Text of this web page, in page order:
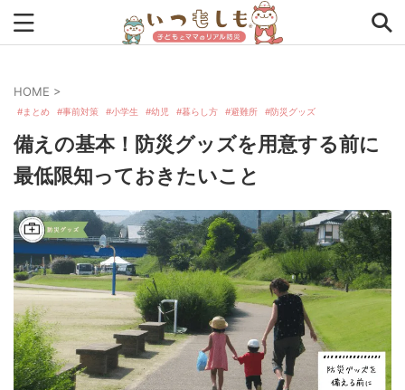
タグから探す
0次の備え 1次の備え 2次の備え まとめ
アプリ インタビュー コラム
ツール ママ防災士リサのいつもしも
ローリングストック 主食 事前対策 住まい
停電 備蓄 収納 台風 在宅避難 地震
夏 外出中 外出先 小学生 幼児
暮らし方 検証 特別企画 生理 発災直後
HOME >
まとめ 事前対策 小学生 幼児 暮らし方 避難所 防災グッズ
備えの基本！防災グッズを用意する前に
最低限知っておきたいこと